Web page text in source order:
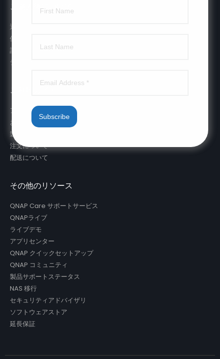
Subscribe
ご購入後について
返品規則
保証条件
該非判定書発行
テクニカルサポート
ご利用ガイド
アカウントについて
お支払いについて
製品について
注文について
配送について
その他のリソース
QNAP Care サポートサービス
QNAPライブ
ライブデモ
アプリセンター
QNAP クイックセットアップ
QNAP コミュニティ
製品サポートステータス
NAS 移行
セキュリティアドバイザリ
ソフトウェアストア
延長保証